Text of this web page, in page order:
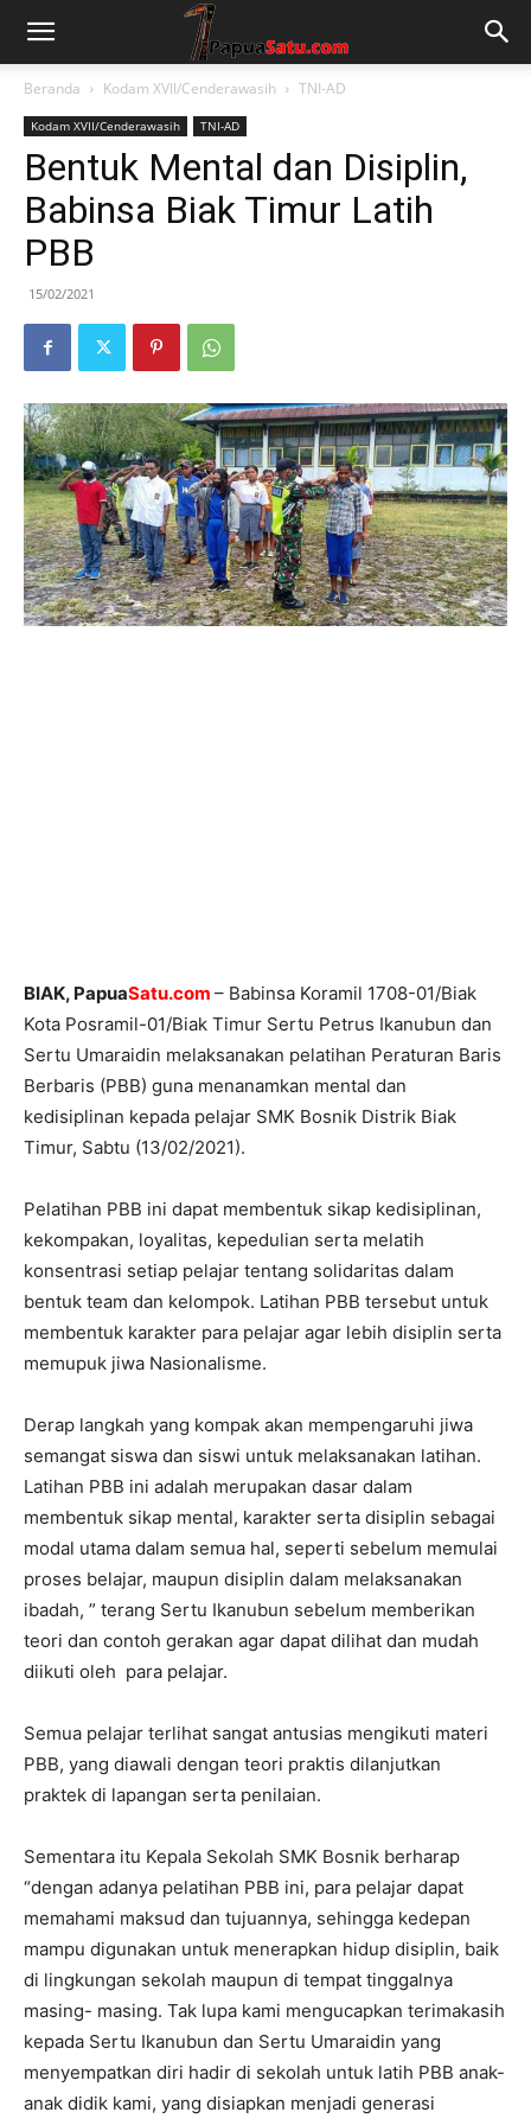
Beranda Kodam XVII/Cenderawasih TNI-AD
Kodam XVII/Cenderawasih TNI-AD
Bentuk Mental dan Disiplin,
Babinsa Biak Timur Latih
PBB
15/02/2021
BIAK, PapuaSatu.com – Babinsa Koramil 1708-01/Biak
Kota Posramil-01/Biak Timur Sertu Petrus Ikanubun dan
Sertu Umaraidin melaksanakan pelatihan Peraturan Baris
Berbaris (PBB) guna menanamkan mental dan
kedisiplinan kepada pelajar SMK Bosnik Distrik Biak
Timur, Sabtu (13/02/2021).
Pelatihan PBB ini dapat membentuk sikap kedisiplinan,
kekompakan, loyalitas, kepedulian serta melatih
konsentrasi setiap pelajar tentang solidaritas dalam
bentuk team dan kelompok. Latihan PBB tersebut untuk
membentuk karakter para pelajar agar lebih disiplin serta
memupuk jiwa Nasionalisme.
Derap langkah yang kompak akan mempengaruhi jiwa
semangat siswa dan siswi untuk melaksanakan latihan.
Latihan PBB ini adalah merupakan dasar dalam
membentuk sikap mental, karakter serta disiplin sebagai
modal utama dalam semua hal, seperti sebelum memulai
proses belajar, maupun disiplin dalam melaksanakan
ibadah, ” terang Sertu Ikanubun sebelum memberikan
teori dan contoh gerakan agar dapat dilihat dan mudah
diikuti oleh para pelajar.
Semua pelajar terlihat sangat antusias mengikuti materi
PBB, yang diawali dengan teori praktis dilanjutkan
praktek di lapangan serta penilaian.
Sementara itu Kepala Sekolah SMK Bosnik berharap
“dengan adanya pelatihan PBB ini, para pelajar dapat
memahami maksud dan tujuannya, sehingga kedepan
mampu digunakan untuk menerapkan hidup disiplin, baik
di lingkungan sekolah maupun di tempat tinggalnya
masing- masing. Tak lupa kami mengucapkan terimakasih
kepada Sertu Ikanubun dan Sertu Umaraidin yang
menyempatkan diri hadir di sekolah untuk latih PBB anak-
anak didik kami, yang disiapkan menjadi generasi